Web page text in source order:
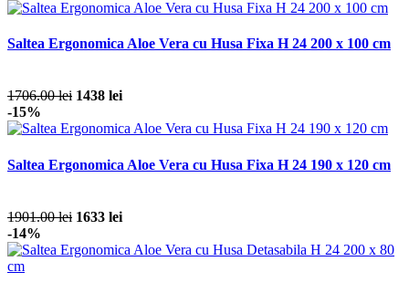
Saltea Ergonomica Aloe Vera cu Husa Fixa H 24 200 x 100 cm
1706.00 lei 1438 lei
-15%
Saltea Ergonomica Aloe Vera cu Husa Fixa H 24 190 x 120 cm
1901.00 lei 1633 lei
-14%